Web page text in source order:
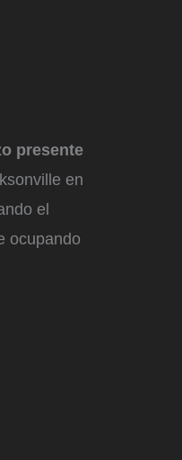
presente
en
el
ocupando